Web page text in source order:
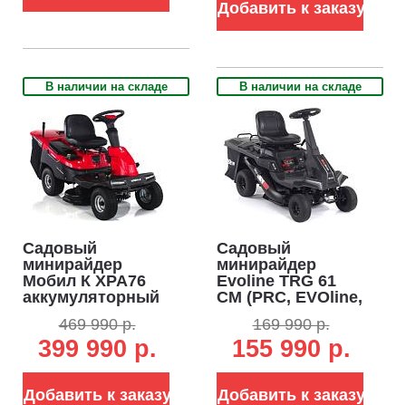
АКБ, LED-фара,
155 кг)
Добавить к заказу
В наличии на складе
Садовый
минирайдер
Мобил К XPA76
аккумуляторный
60В, 76 см, 4
слота для АКБ +
встроенное ЗУ,
LED-фара,
травосб. 160 л,
469 990 р.
399 990 р.
Добавить к заказу
В наличии на складе
Садовый
минирайдер
Evoline TRG 61
CM (PRC, EVOline,
механика 4/1,
травосборник 150
л, ширина
кошения 61 см, 3
в 1, 120 кг)
169 990 р.
155 990 р.
Добавить к заказу